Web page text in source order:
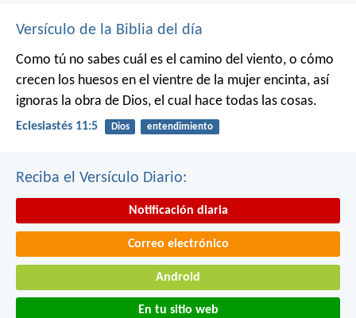
Versículo de la Biblia del día
Como tú no sabes cuál es el camino del viento, o cómo
crecen los huesos en el vientre de la mujer encinta, así
ignoras la obra de Dios, el cual hace todas las cosas.
Eclesiastés 11:5 Dios entendimiento
Reciba el Versículo Diario:
Notificación diaria
Correo electrónico
Android
En tu sitio web